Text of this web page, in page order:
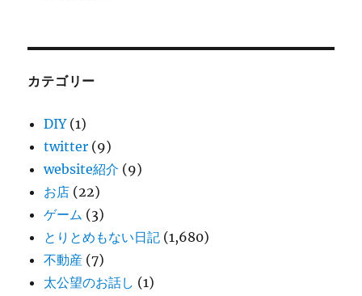
カテゴリー
DIY(1)
twitter (9)
website紹介 (9)
お店 (22)
ゲーム (3)
とりとめもない日記 (1,680)
不動産 (7)
太公望のお話し (1)